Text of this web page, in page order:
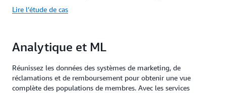
Lire l’étude de cas
Analytique et ML
Réunissez les données des systèmes de marketing, de
réclamations et de remboursement pour obtenir une vue
complète des populations de membres. Avec les services